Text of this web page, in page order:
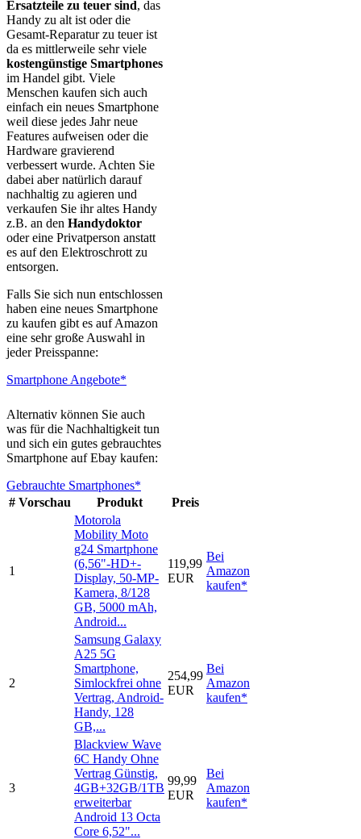
Ersatzteile zu teuer sind, das
Handy zu alt ist oder die
Gesamt-Reparatur zu teuer ist
da es mittlerweile sehr viele
kostengünstige Smartphones
im Handel gibt. Viele
Menschen kaufen sich auch
einfach ein neues Smartphone
weil diese jedes Jahr neue
Features aufweisen oder die
Hardware gravierend
verbessert wurde. Achten Sie
dabei aber natürlich darauf
nachhaltig zu agieren und
verkaufen Sie ihr altes Handy
z.B. an den Handydoktor
oder eine Privatperson anstatt
es auf den Elektroschrott zu
entsorgen.
Falls Sie sich nun entschlossen
haben eine neues Smartphone
zu kaufen gibt es auf Amazon
eine sehr große Auswahl in
jeder Preisspanne:
Smartphone Angebote*
Alternativ können Sie auch
was für die Nachhaltigkeit tun
und sich ein gutes gebrauchtes
Smartphone auf Ebay kaufen:
Gebrauchte Smartphones*
# Vorschau Produkt Preis
1
Motorola
Mobility Moto
g24 Smartphone
(6,56"-HD+-
Display, 50-MP-
Kamera, 8/128
GB, 5000 mAh,
Android...
119,99
EUR
Bei
Amazon
kaufen*
2
Samsung Galaxy
A25 5G
Smartphone,
Simlockfrei ohne
Vertrag, Android-
Handy, 128
GB,...
254,99
EUR
Bei
Amazon
kaufen*
3
Blackview Wave
6C Handy Ohne
Vertrag Günstig,
4GB+32GB/1TB
erweiterbar
Android 13 Octa
Core 6,52"...
99,99
EUR
Bei
Amazon
kaufen*